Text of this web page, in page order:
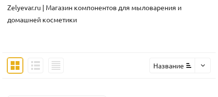
Zelyevar.ru | Магазин компонентов для мыловарения и
домашней косметики
Название